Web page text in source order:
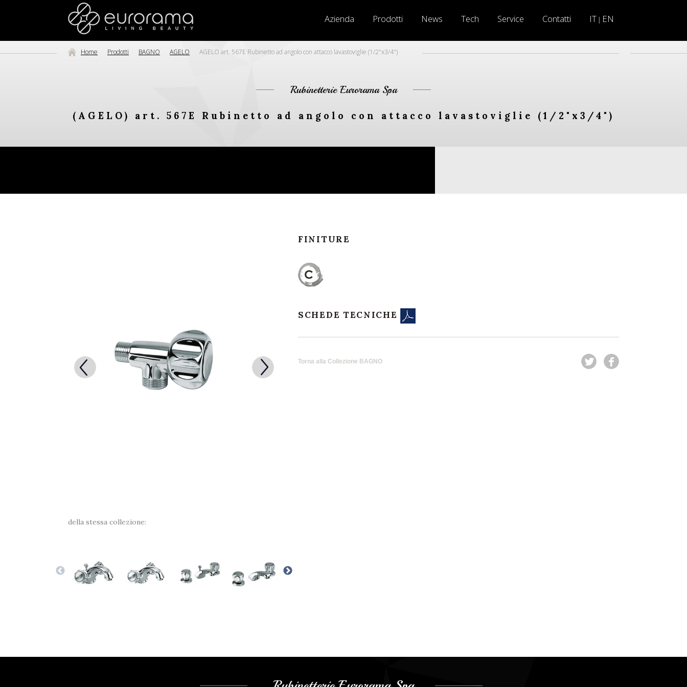
Azienda Prodotti News Tech Service Contatti IT | EN
Home Prodotti BAGNO AGELO AGELO art. 567E Rubinetto ad angolo con attacco lavastoviglie (1/2"x3/4")
Rubinetterie Eurorama Spa
(AGELO) art. 567E Rubinetto ad angolo con attacco lavastoviglie (1/2"x3/4")
della stessa collezione:
FINITURE
SCHEDE TECNICHE
Torna alla Collezione BAGNO